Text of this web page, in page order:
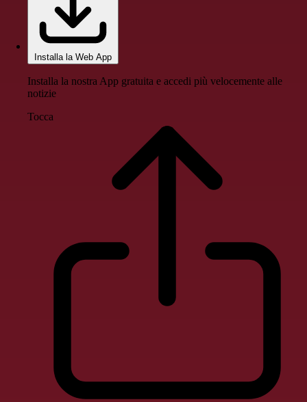
Installa la Web App
Installa la nostra App gratuita e accedi più velocemente alle
notizie
Tocca